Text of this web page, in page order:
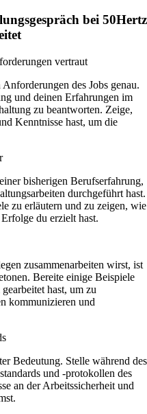
bei 50Hertz
vertraut
des Jobs genau.
und deinen Erfahrungen im
zu beantworten. Zeige,
Kenntnisse hast, um die
bisherigen Berufserfahrung,
durchgeführt hast.
zu erläutern und zu zeigen, wie
du erzielt hast.
zusammenarbeiten wirst, ist
Bereite einige Beispiele
hast, um zu
kommunizieren und
Bedeutung. Stelle während des
und -protokollen des
an der Arbeitssicherheit und